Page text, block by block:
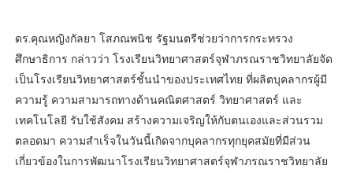
ดร.คุณหญิงกัลยา โสภณพนิช รัฐมนตรีช่วยว่าการกระทรวง
ศึกษาธิการ กล่าวว่า โรงเรียนวิทยาศาสตร์จุฬาภรณราชวิทยาลัยจัด
เป็นโรงเรียนวิทยาศาสตร์ชั้นนำของประเทศไทย ที่ผลิตบุคลากรผู้มี
ความรู้ ความสามารถทางด้านคณิตศาสตร์ วิทยาศาสตร์ และ
เทคโนโลยี รับใช้สังคม สร้างความเจริญให้กับตนเองและส่วนรวม
ตลอดมา ความสำเร็จในวันนี้เกิดจากบุคลากรทุกยุคสมัยที่มีส่วน
เกี่ยวข้องในการพัฒนาโรงเรียนวิทยาศาสตร์จุฬาภรณราชวิทยาลัย